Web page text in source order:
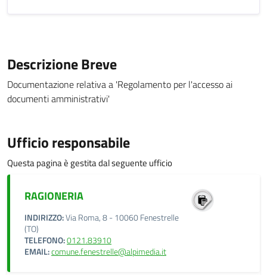
Descrizione Breve
Documentazione relativa a 'Regolamento per l'accesso ai
documenti amministrativi'
Ufficio responsabile
Questa pagina è gestita dal seguente ufficio
RAGIONERIA
INDIRIZZO:Via Roma, 8 - 10060 Fenestrelle
(TO)
TELEFONO:0121.83910
EMAIL:comune.fenestrelle@alpimedia.it